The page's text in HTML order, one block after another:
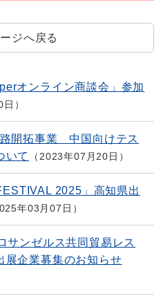
ジへ戻る
オンライン商談会」参加
日
開拓事業 中国向けテス
いて
2023年07月20日
2025」高知県出
年03月07日
サンゼルス共同貿易レス
展企業募集のお知らせ